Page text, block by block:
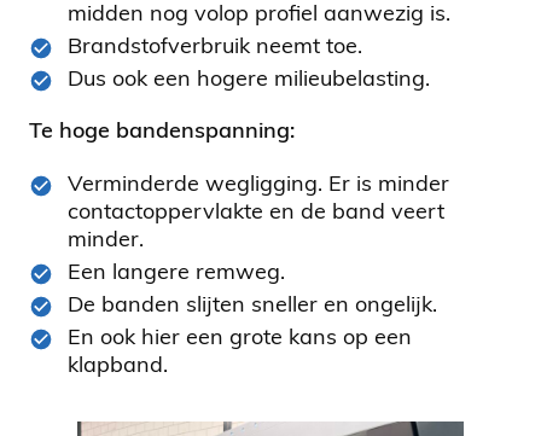
midden nog volop profiel aanwezig is.
Brandstofverbruik neemt toe.
Dus ook een hogere milieubelasting.
Te hoge bandenspanning:
Verminderde wegligging. Er is minder
contactoppervlakte en de band veert
minder.
Een langere remweg.
De banden slijten sneller en ongelijk.
En ook hier een grote kans op een
klapband.